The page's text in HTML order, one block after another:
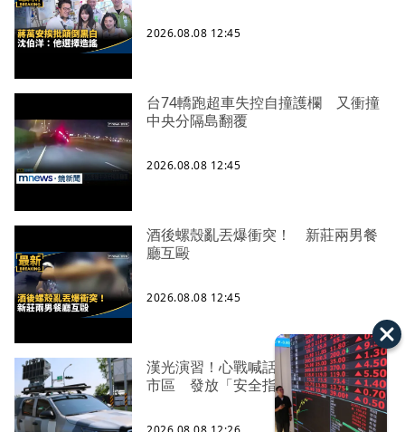
2026.08.08 12:45
台74轎跑超車失控自撞護欄 又衝撞
中央分隔島翻覆
2026.08.08 12:45
酒後螺殼亂丟爆衝突！ 新莊兩男餐
廳互毆
2026.08.08 12:45
漢光演習！心戰喊話車罕見現蹤台南
市區 發放「安全指引」疏導民眾